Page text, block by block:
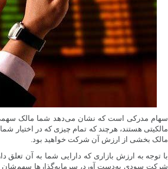
سهام مدرکی است که نشان می‌دهد شما مالک سهمی
مالکیتی هستند، هرچند که تمام چیزی که در اختیار
مالک بخشی از ارزش آن شرکت خواهید بود.
با توجه به ارزش بازاری که دارایی شما به آن
شرکت سودی به‌دست آورد، سرمایه‌گذارها سهم‌شان